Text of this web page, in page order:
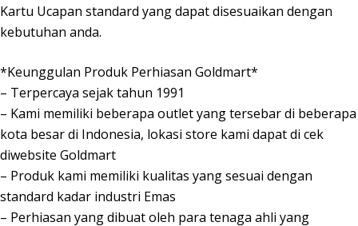
Kartu Ucapan standard yang dapat disesuaikan dengan
kebutuhan anda.
*Keunggulan Produk Perhiasan Goldmart*
– Terpercaya sejak tahun 1991
– Kami memiliki beberapa outlet yang tersebar di beberapa
kota besar di Indonesia, lokasi store kami dapat di cek
diwebsite Goldmart
– Produk kami memiliki kualitas yang sesuai dengan
standard kadar industri Emas
– Perhiasan yang dibuat oleh para tenaga ahli yang